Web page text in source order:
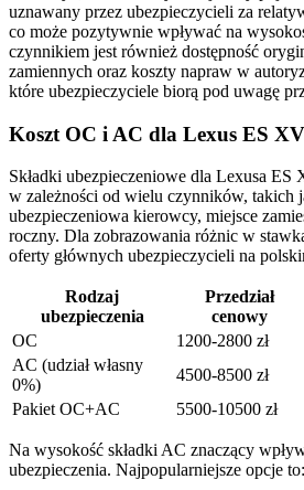
uznawany przez ubezpieczycieli za
co może pozytywnie wpływać na
czynnikiem jest również dostępność
zamiennych oraz koszty napraw w
które ubezpieczyciele biorą pod uwagę
Koszt OC i AC dla Lexus ES
Składki ubezpieczeniowe dla Lexusa ES
w zależności od wielu czynników, takich
ubezpieczeniowa kierowcy, miejsce
roczny. Dla zobrazowania różnic w
oferty głównych ubezpieczycieli na
Rodzaj
ubezpieczenia
Przedział
cenowy
OC
1200-2800 zł
AC (udział własny
0%)
4500-8500 zł
Pakiet OC+AC
5500-10500 zł
Na wysokość składki AC znaczący
ubezpieczenia. Najpopularniejsze opcje to: